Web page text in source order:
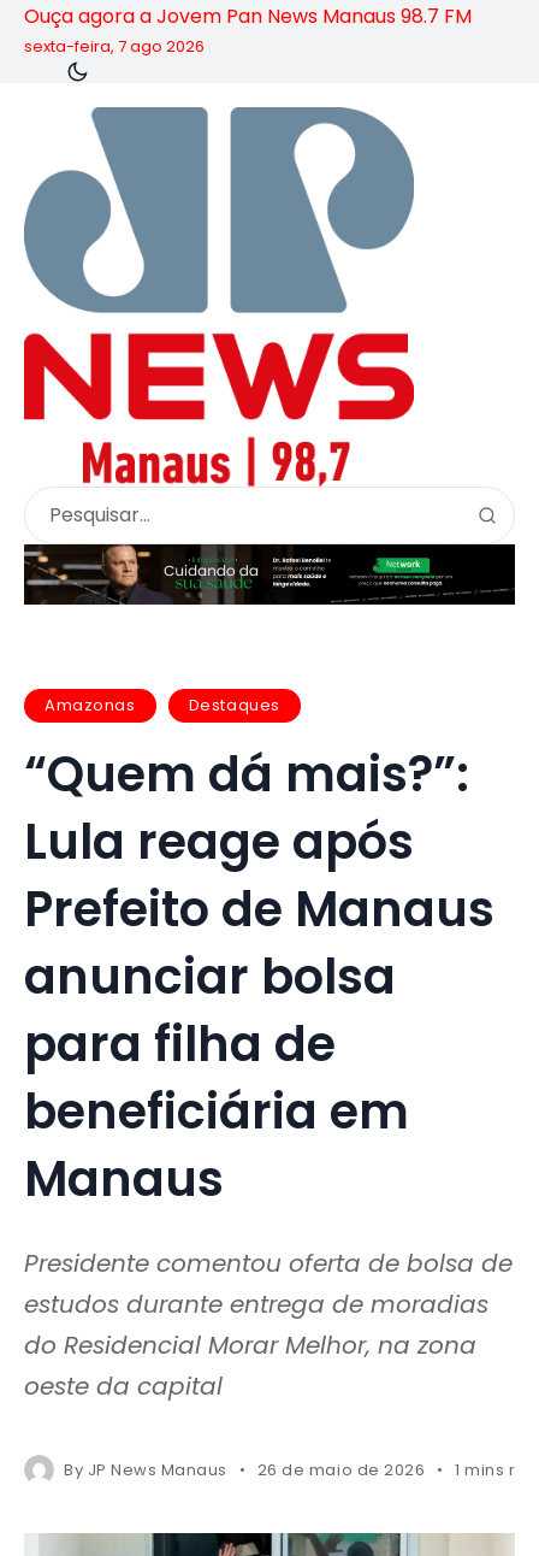
Ouça agora a Jovem Pan News Manaus 98.7 FM
sexta-feira, 7 ago 2026
Amazonas Destaques
“Quem dá mais?”:
Lula reage após
Prefeito de Manaus
anunciar bolsa
para filha de
beneficiária em
Manaus
Presidente comentou oferta de bolsa de
estudos durante entrega de moradias
do Residencial Morar Melhor, na zona
oeste da capital
By JP News Manaus 26 de maio de 2026 1 mins